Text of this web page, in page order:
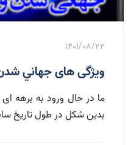
1401/08/22
ويژگى‏ هاى جهاني
ما در حال ورود به برهه‏
بدين شكل در طول تاريخ